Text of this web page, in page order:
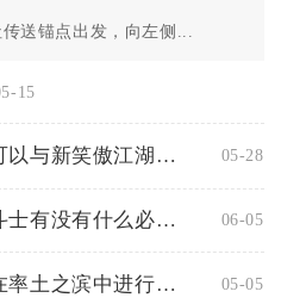
送锚点出发，向左侧...
15
有哪些选择可以与新笑傲江湖黑风寨相匹配 05-28
原神五星角斗士有没有什么必要的获取要求 06-05
怎样用骑兵在率土之滨中进行探路任务 05-05